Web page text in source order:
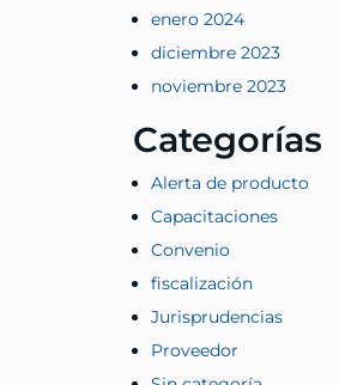
enero 2024
diciembre 2023
noviembre 2023
Categorías
Alerta de producto
Capacitaciones
Convenio
fiscalización
Jurisprudencias
Proveedor